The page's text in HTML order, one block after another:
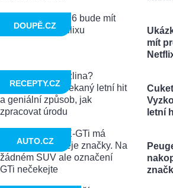
mít
DOUPĚ.CZ
letní
RECEPTY.CZ
AUTO.CZ